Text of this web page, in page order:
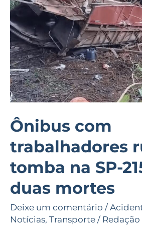
Ônibus com
trabalhadores
tomba na SP-
duas mortes
Deixe um comentário /
Notícias, Transporte / Redação
tomba
na
SP-
215
e
deixa
duas
mortes